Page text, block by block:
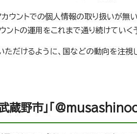
ウントでの個人情報の取り扱いが無
ントの運用をこれまで通り続けていく
だけるように、国などの動向を注視
武蔵野市」「